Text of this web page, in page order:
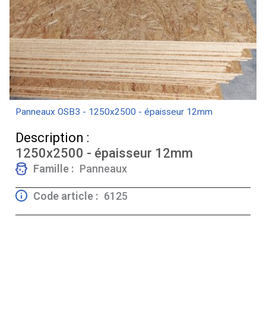
Panneaux OSB3 - 1250x2500 - épaisseur 12mm
Description :
1250x2500 - épaisseur 12mm
Famille : Panneaux
Code article : 6125